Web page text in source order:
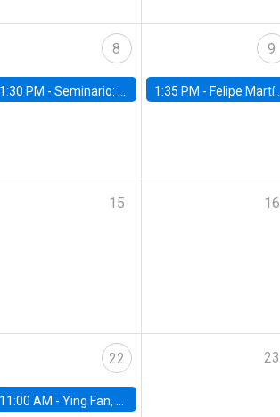
8
1:30 PM -Seminario: “Recuperando la humanidad para progresar en la era de la IA»
9
1:35 PM - Felipe Martínez, alumno Doctorado en Economía UC
15 16
22
11:00 AM -Ying Fan, University of Michigan
23